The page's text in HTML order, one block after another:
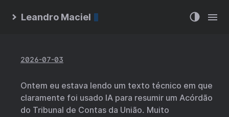
Leandro Maciel
2026-07-03
Ontem eu estava lendo um texto técnico em que
claramente foi usado IA para resumir um Acórdão
do Tribunal de Contas da União. Muito